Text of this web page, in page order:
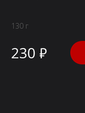
130 г
230 ₽